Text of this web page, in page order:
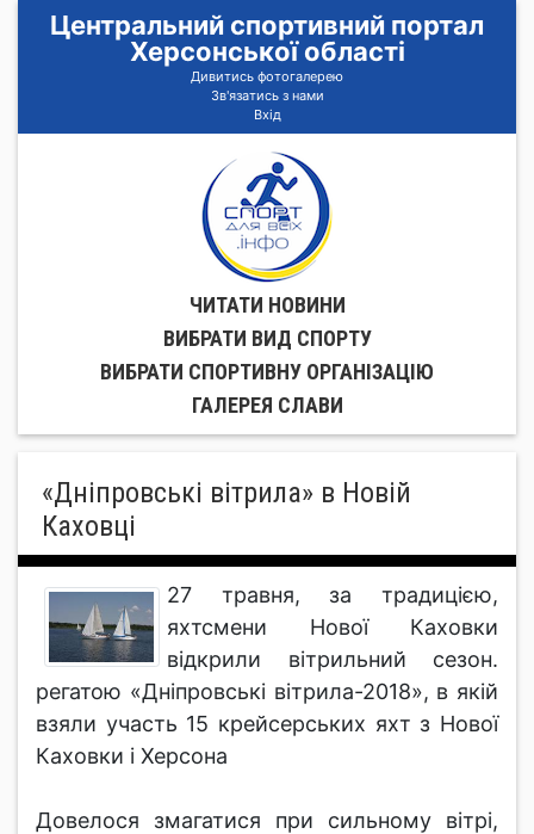
Центральний спортивний портал
Херсонської області
Дивитись фотогалерею
Зв'язатись з нами
Вхід
ЧИТАТИ НОВИНИ
ВИБРАТИ ВИД СПОРТУ
ВИБРАТИ СПОРТИВНУ ОРГАНIЗАЦIЮ
ГАЛЕРЕЯ СЛАВИ
«Дніпровські вітрила» в Новій
Каховці
27 травня, за традицією,
яхтсмени Нової Каховки
відкрили вітрильний сезон.
регатою «Дніпровські вітрила-2018», в якій
взяли участь 15 крейсерських яхт з Нової
Каховки і Херсона
Довелося змагатися при сильному вітрі,